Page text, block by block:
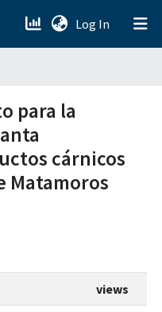
Log In (current)
para la
cárnicos
Matamoros
views